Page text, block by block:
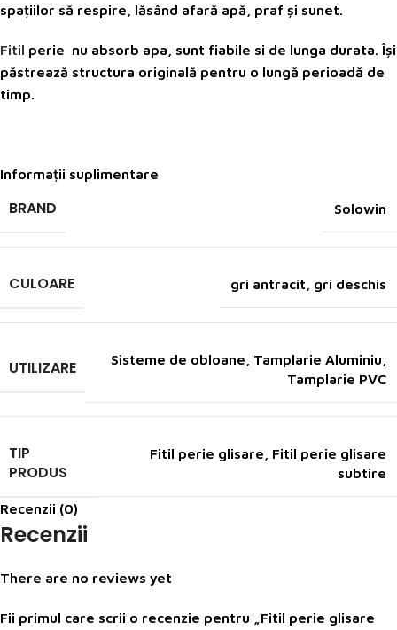
spațiilor să respire, lăsând afară apă, praf și sunet.
Fitil perie nu absorb apa, sunt fiabile si de lunga durata. Își
păstrează structura originală pentru o lungă perioadă de
timp.
Informații suplimentare
BRAND Solowin
CULOARE gri antracit gri deschis
UTILIZARE Sisteme de obloane Tamplarie Aluminiu
Tamplarie PVC
TIP
PRODUS
Fitil perie glisare
Fitil perie glisare
subtire
Recenzii (0)
Recenzii
There are no reviews yet
Fii primul care scrii o recenzie pentru „Fitil perie glisare